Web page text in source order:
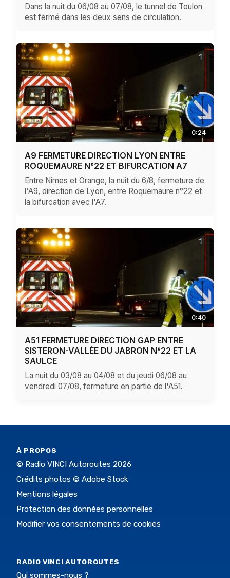
Dans la nuit du 06/08 au 07/08, le tunnel de Toulon
est fermé dans les deux sens de circulation.
0:24
A9 FERMETURE DIRECTION LYON ENTRE
ROQUEMAURE N°22 ET BIFURCATION A7
Entre Nîmes et Orange, la nuit du 6/8, fermeture de
l'A9, direction de Lyon, entre Roquemaure n°22 et
la bifurcation avec l'A7.
0:40
A51 FERMETURE DIRECTION GAP ENTRE
SISTERON-VALLÉE DU JABRON N°22 ET LA
SAULCE
La nuit du 03/08 au 04/08 et du jeudi 06/08 au
vendredi 07/08, fermeture en partie de l'A51.
À PROPOS
© Radio VINCI Autoroutes 2026
Crédits photos © Adobe Stock
Mentions légales
Protection des données personnelles
Modifier vos consentements de cookies
RADIO VINCI AUTOROUTES
Qui sommes-nous ?